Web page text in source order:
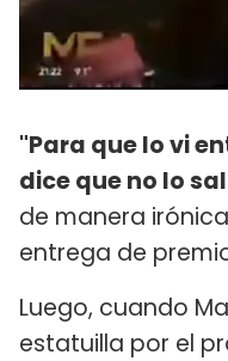
"Para que lo vi
dice que no lo
de manera
entrega de
Luego, cuando
estatuilla por el